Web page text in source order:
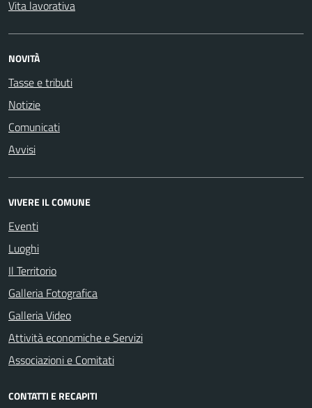
Vita lavorativa
NOVITÀ
Tasse e tributi
Notizie
Comunicati
Avvisi
VIVERE IL COMUNE
Eventi
Luoghi
Il Territorio
Galleria Fotografica
Galleria Video
Attività economiche e Servizi
Associazioni e Comitati
CONTATTI E RECAPITI